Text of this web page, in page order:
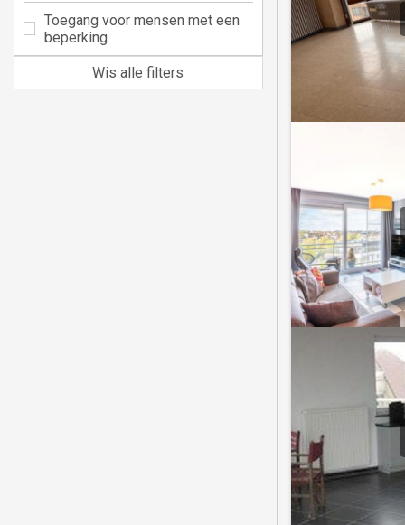
Toegang voor mensen met een
beperking
Wis alle filters